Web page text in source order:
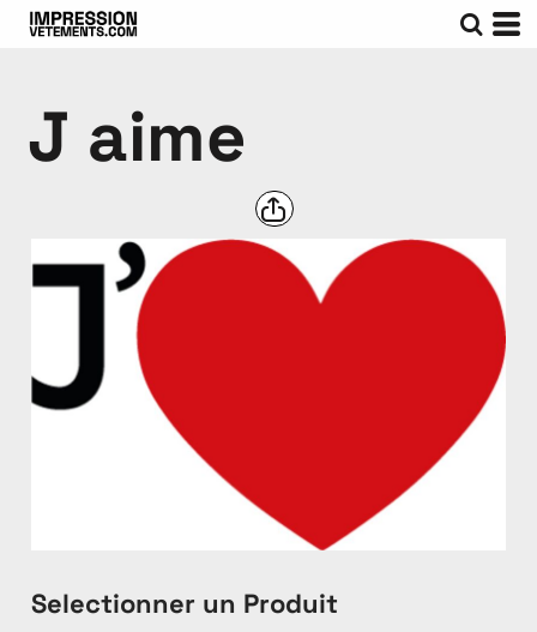
J aime
Selectionner un Produit